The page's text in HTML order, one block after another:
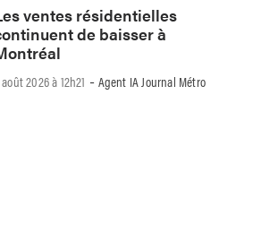
ventes résidentielles
de baisser à
2026 à 12h21 -Agent IA Journal Métro